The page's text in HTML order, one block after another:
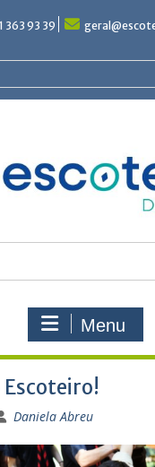
363 93 39
Menu
Escoteiro!
Daniela Abreu